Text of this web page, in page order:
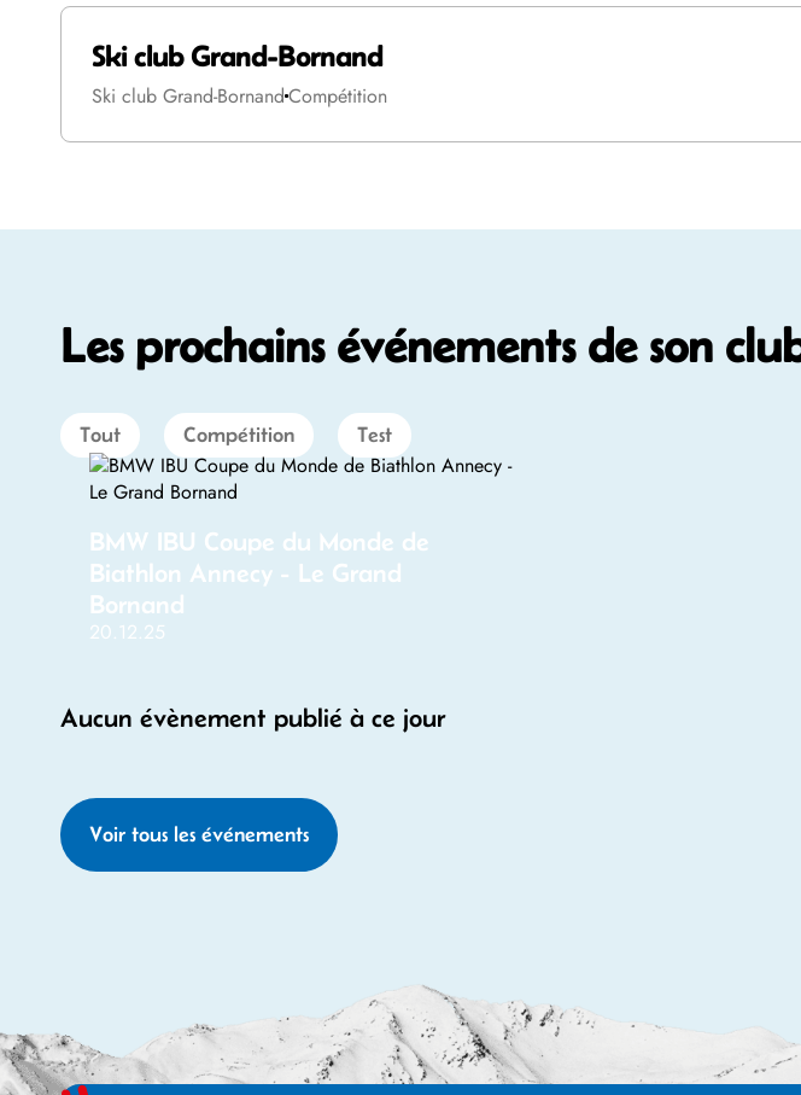
Ski club Grand-Bornand
Ski club Grand-BornandCompétition
Les prochains événements de son
Tout Compétition Test
BMW IBU Coupe du Monde de
Biathlon Annecy - Le Grand
Bornand
20.12.25
Aucun évènement publié à ce jour
Voir tous les événements